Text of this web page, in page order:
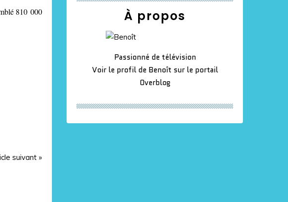
810 000
suivant »
À propos
Passionné de télévision
Voir le profil de Benoît sur le portail
Overblog